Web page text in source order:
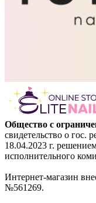
Общество с
свидетельство о гос.
18.04.2023 г.
исполнительного
Интернет-магазин
№561269.